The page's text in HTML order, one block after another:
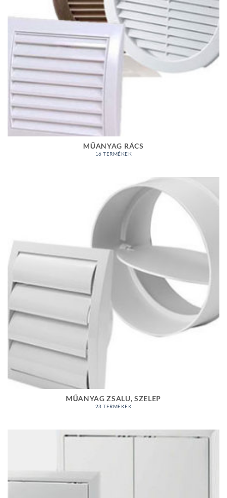
MŰANYAG RÁCS
16 TERMÉKEK
MŰANYAG ZSALU, SZELEP
23 TERMÉKEK